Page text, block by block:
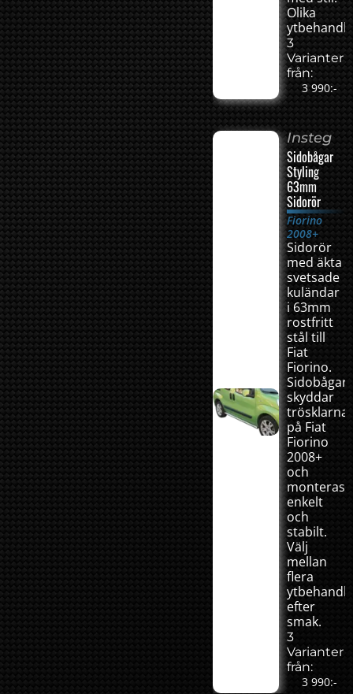
Olika
3
Varianter
från:
3 990:-
Insteg
Sidobågar
Styling
63mm
Sidorör
Fiorino
2008+
Sidorör
med äkta
svetsade
kuländar
i 63mm
rostfritt
stål till
Fiat
Fiorino.
skyddar
trösklarna
på Fiat
Fiorino
2008+
och
monteras
enkelt
och
stabilt.
Välj
mellan
flera
efter
smak.
3
Varianter
från:
3 990:-